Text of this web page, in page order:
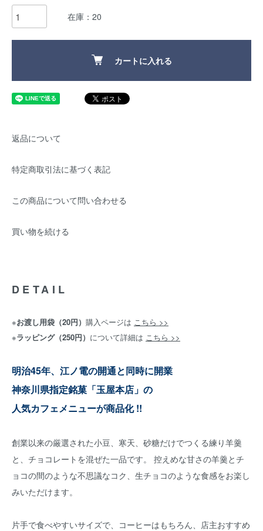
在庫：20
カートに入れる
返品について
特定商取引法に基づく表記
この商品について問い合わせる
買い物を続ける
DETAIL
※お渡し用袋（20円） 購入ページは こちら >>
※ラッピング（250円） について詳細は こちら >>
明治45年、江ノ電の開通と同時に開業
神奈川県指定銘菓「玉屋本店」の
人気カフェメニューが商品化 !!
創業以来の厳選された小豆、寒天、砂糖だけでつくる練り羊羹
と、チョコレートを混ぜた一品です。 控えめな甘さの羊羹とチ
ョコの間のような不思議なコク、生チョコのような食感をお楽し
みいただけます。
片手で食べやすいサイズで、コーヒーはもちろん、店主おすすめ